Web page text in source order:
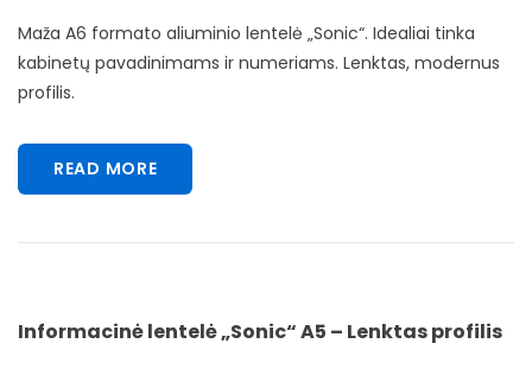
Maža A6 formato aliuminio lentelė „Sonic“. Idealiai tinka
kabinetų pavadinimams ir numeriams. Lenktas, modernus
profilis.
READ MORE
Informacinė lentelė „Sonic“ A5 – Lenktas profilis